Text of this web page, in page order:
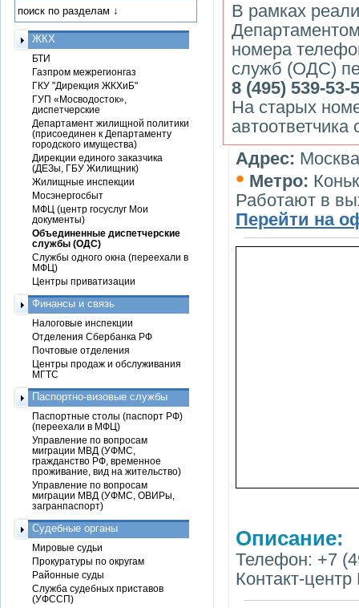
В рамках
номера
служб (ОДС)
8 (495) 539-53-
На старых
Адрес:
• Метро:
Работают в
Перейти на
Описание:
Телефон: +7
Контакт-
ЖКХ
БТИ
Газпром межрегионгаз
ГКУ "Дирекция ЖКХиБ"
ГУП «Мосводосток»,
диспетчерские
Департамент жилищной политики
(присоединен к Департаменту
городского имущества)
Дирекции единого заказчика
(ДЕЗы, ГБУ Жилищник)
Жилищные инспекции
Мосэнергосбыт
МФЦ (центр госуслуг Мои
документы)
Объединенные диспетчерские
службы (ОДС)
Службы одного окна (переехали в
МФЦ)
Центры приватизации
Финансы и связь
Налоговые инспекции
Отделения Сбербанка РФ
Почтовые отделения
Центры продаж и обслуживания
МГТС
Паспортно-визовые службы
Паспортные столы (паспорт РФ)
(переехали в МФЦ)
Управление по вопросам
миграции МВД (УФМС,
гражданство РФ, временное
проживание, вид на жительство)
Управление по вопросам
миграции МВД (УФМС, ОВИРы,
загранпаспорт)
Судебные органы
Мировые судьи
Прокуратуры по округам
Районные суды
Служба судебных приставов
(УФССП)